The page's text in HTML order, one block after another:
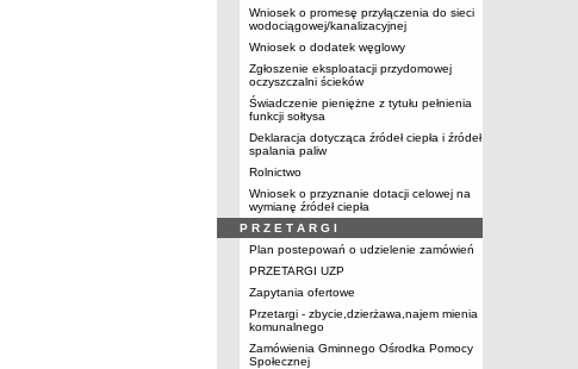
Wniosek o promesę przyłączenia do sieci
wodociągowej/kanalizacyjnej
Wniosek o dodatek węglowy
Zgłoszenie eksploatacji przydomowej
oczyszczalni ścieków
Świadczenie pieniężne z tytułu pełnienia
funkcji sołtysa
Deklaracja dotycząca źródeł ciepła i źródeł
spalania paliw
Rolnictwo
Wniosek o przyznanie dotacji celowej na
wymianę źródeł ciepła
P R Z E T A R G I
Plan postepowań o udzielenie zamówień
PRZETARGI UZP
Zapytania ofertowe
Przetargi - zbycie,dzierżawa,najem mienia
komunalnego
Zamówienia Gminnego Ośrodka Pomocy
Społecznej